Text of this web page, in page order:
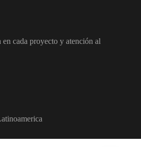
cada proyecto y atención al